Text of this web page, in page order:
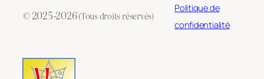
© 2025-2026(Tous droits réservés)
Politique de
confidentialité